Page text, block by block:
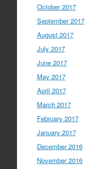
October 2017
September 2017
August 2017
July 2017
June 2017
May 2017
April 2017
March 2017
February 2017
January 2017
December 2016
November 2016